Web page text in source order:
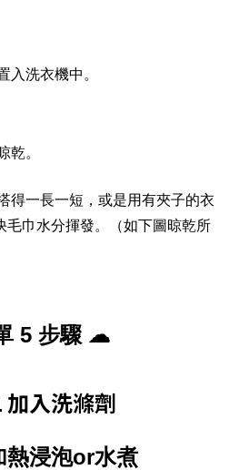
入洗衣機中。
乾。
得一長一短，或是用有夾子的衣
毛巾水分揮發。（如下圖晾乾所
5 步驟 ☁
加入洗滌劑
熱浸泡or水煮